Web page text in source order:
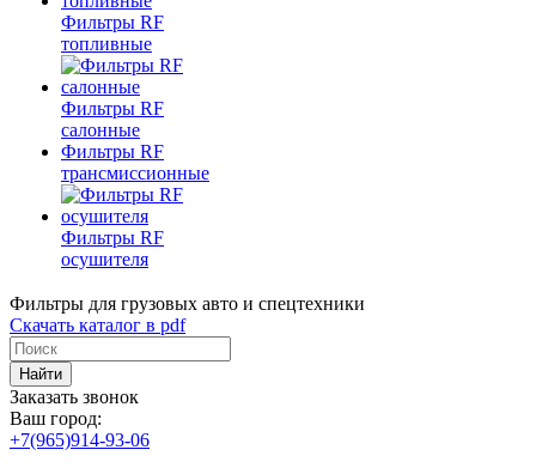
Фильтры RF
топливные
Фильтры RF
салонные
Фильтры RF
трансмиссионные
Фильтры RF
осушителя
Фильтры для грузовых авто и спецтехники
Скачать каталог в pdf
Найти
Заказать звонок
Ваш город:
+7(965)914-93-06